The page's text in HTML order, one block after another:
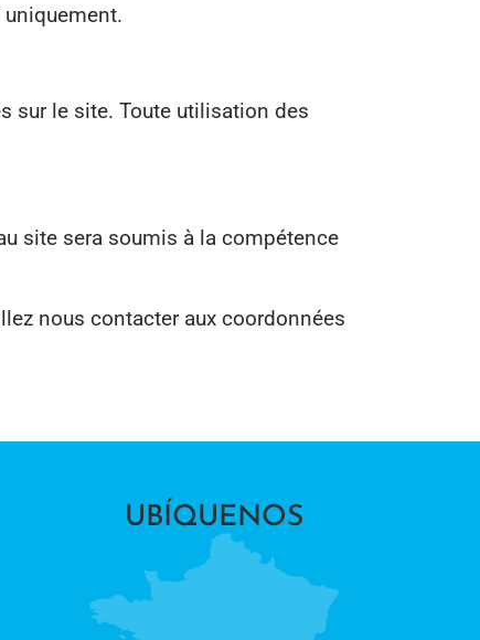
sur le site. Toute utilisation des
site sera soumis à la compétence
nous contacter aux coordonnées
UBÍQUENOS